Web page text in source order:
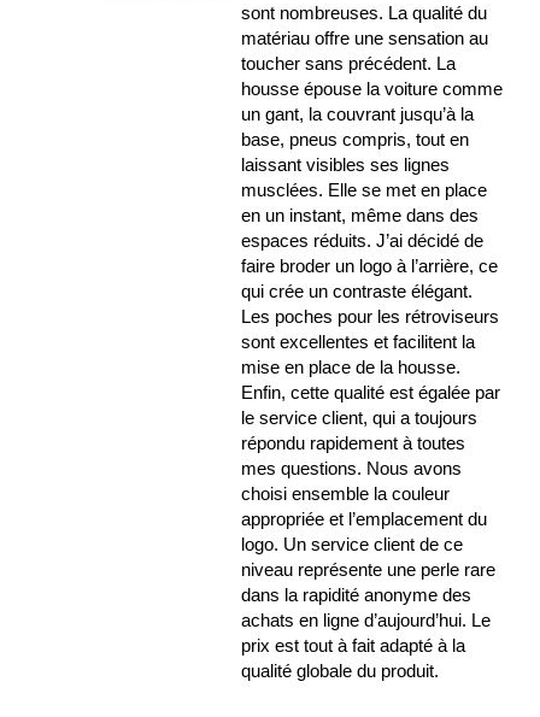
sont nombreuses. La qualité du
matériau offre une sensation au
toucher sans précédent. La
housse épouse la voiture comme
un gant, la couvrant jusqu’à la
base, pneus compris, tout en
laissant visibles ses lignes
musclées. Elle se met en place
en un instant, même dans des
espaces réduits. J’ai décidé de
faire broder un logo à l’arrière, ce
qui crée un contraste élégant.
Les poches pour les rétroviseurs
sont excellentes et facilitent la
mise en place de la housse.
Enfin, cette qualité est égalée par
le service client, qui a toujours
répondu rapidement à toutes
mes questions. Nous avons
choisi ensemble la couleur
appropriée et l’emplacement du
logo. Un service client de ce
niveau représente une perle rare
dans la rapidité anonyme des
achats en ligne d’aujourd’hui. Le
prix est tout à fait adapté à la
qualité globale du produit.